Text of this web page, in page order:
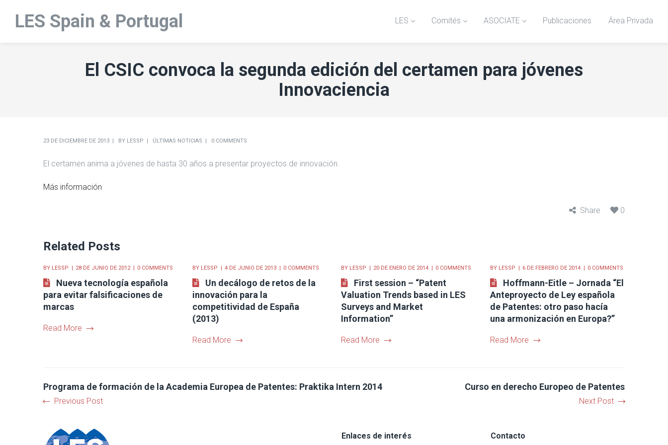
LES Spain & Portugal LES Comités ASOCIATE Publicaciones Área Privada
El CSIC convoca la segunda edición del certamen para jóvenes
Innovaciencia
23 DE DICIEMBRE DE 2013 BY LESSP ÚLTIMAS NOTICIAS 0 COMMENTS
El certamen anima a jóvenes de hasta 30 años a presentar proyectos de innovación.
Más información
Share 0
Related Posts
BY LESSP 28 DE JUNIO DE 2012 0 COMMENTS
Nueva tecnología española
para evitar falsificaciones de
marcas
Read More
BY LESSP 4 DE JUNIO DE 2013 0 COMMENTS
Un decálogo de retos de la
innovación para la
competitividad de España
(2013)
Read More
BY LESSP 20 DE ENERO DE 2014 0 COMMENTS
First session – “Patent
Valuation Trends based in LES
Surveys and Market
Information”
Read More
BY LESSP 6 DE FEBRERO DE 2014 0 COMMENTS
Hoffmann-Eitle – Jornada “El
Anteproyecto de Ley española
de Patentes: otro paso hacía
una armonización en Europa?”
Read More
Programa de formación de la Academia Europea de Patentes: Praktika Intern 2014
Previous Post
Curso en derecho Europeo de Patentes
Next Post
Enlaces de interés Contacto